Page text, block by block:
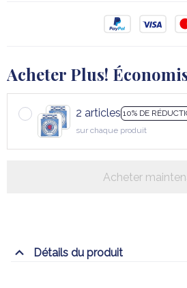
Acheter Plus!
2 articles 10% DE
sur chaque produit
Acheter
Détails du produit